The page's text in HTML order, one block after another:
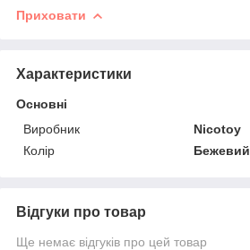
Приховати
Характеристики
Основні
Виробник
Nicotoy
Колір
Бежевий
Відгуки про товар
Ще немає відгуків про цей товар